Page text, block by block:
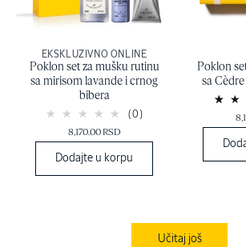
EKSKLUZIVNO ONLINE
Poklon set za mušku rutinu
sa mirisom lavande i crnog
bibera
(0)
8,170.00 RSD
Dodajte u korpu
Poklon
sa
Učitaj još